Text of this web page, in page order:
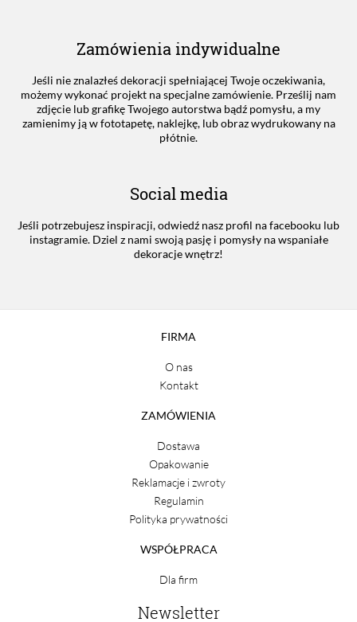
Zamówienia indywidualne
Jeśli nie znalazłeś dekoracji spełniającej Twoje oczekiwania,
możemy wykonać projekt na specjalne zamówienie. Prześlij nam
zdjęcie lub grafikę Twojego autorstwa bądź pomysłu, a my
zamienimy ją w fototapetę, naklejkę, lub obraz wydrukowany na
płótnie.
Social media
Jeśli potrzebujesz inspiracji, odwiedź nasz profil na facebooku lub
instagramie. Dziel z nami swoją pasję i pomysły na wspaniałe
dekoracje wnętrz!
FIRMA
O nas
Kontakt
ZAMÓWIENIA
Dostawa
Opakowanie
Reklamacje i zwroty
Regulamin
Polityka prywatności
WSPÓŁPRACA
Dla firm
Newsletter